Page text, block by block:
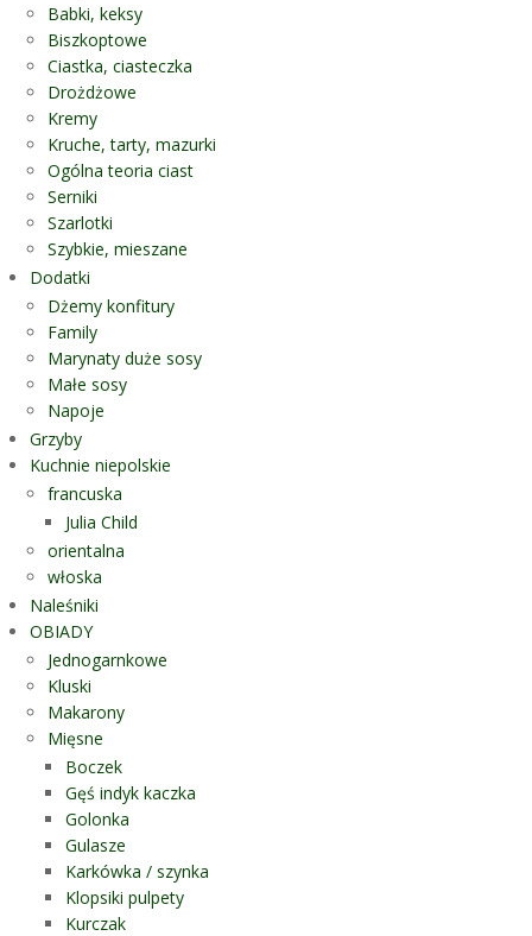
Babki, keksy
Biszkoptowe
Ciastka, ciasteczka
Drożdżowe
Kremy
Kruche, tarty, mazurki
Ogólna teoria ciast
Serniki
Szarlotki
Szybkie, mieszane
Dodatki
Dżemy konfitury
Family
Marynaty duże sosy
Małe sosy
Napoje
Grzyby
Kuchnie niepolskie
francuska
Julia Child
orientalna
włoska
Naleśniki
OBIADY
Jednogarnkowe
Kluski
Makarony
Mięsne
Boczek
Gęś indyk kaczka
Golonka
Gulasze
Karkówka / szynka
Klopsiki pulpety
Kurczak